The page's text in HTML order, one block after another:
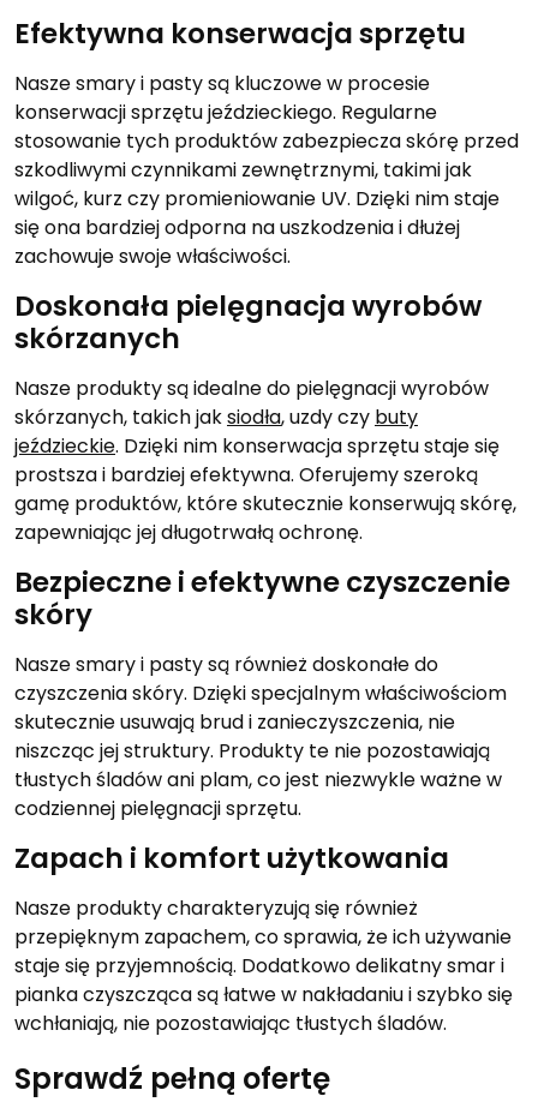
Efektywna konserwacja sprzętu
Nasze smary i pasty są kluczowe w procesie
konserwacji sprzętu jeździeckiego. Regularne
stosowanie tych produktów zabezpiecza skórę przed
szkodliwymi czynnikami zewnętrznymi, takimi jak
wilgoć, kurz czy promieniowanie UV. Dzięki nim staje
się ona bardziej odporna na uszkodzenia i dłużej
zachowuje swoje właściwości.
Doskonała pielęgnacja wyrobów
skórzanych
Nasze produkty są idealne do pielęgnacji wyrobów
skórzanych, takich jaksiodła, uzdy czy buty
jeździeckie. Dzięki nim konserwacja sprzętu staje się
prostsza i bardziej efektywna. Oferujemy szeroką
gamę produktów, które skutecznie konserwują skórę,
zapewniając jej długotrwałą ochronę.
Bezpieczne i efektywne czyszczenie
skóry
Nasze smary i pasty są również doskonałe do
czyszczenia skóry. Dzięki specjalnym właściwościom
skutecznie usuwają brud i zanieczyszczenia, nie
niszcząc jej struktury. Produkty te nie pozostawiają
tłustych śladów ani plam, co jest niezwykle ważne w
codziennej pielęgnacji sprzętu.
Zapach i komfort użytkowania
Nasze produkty charakteryzują się również
przepięknym zapachem, co sprawia, że ich używanie
staje się przyjemnością. Dodatkowo delikatny smar i
pianka czyszcząca są łatwe w nakładaniu i szybko się
wchłaniają, nie pozostawiając tłustych śladów.
Sprawdź pełną ofertę